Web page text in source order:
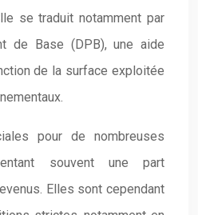
se traduit notamment par
de Base (DPB), une aide
de la surface exploitée
pour de nombreuses
souvent une part
Elles sont cependant